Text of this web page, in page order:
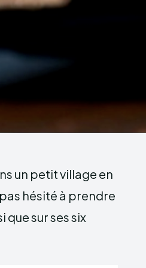
un petit village en
hésité à prendre
que sur ses six